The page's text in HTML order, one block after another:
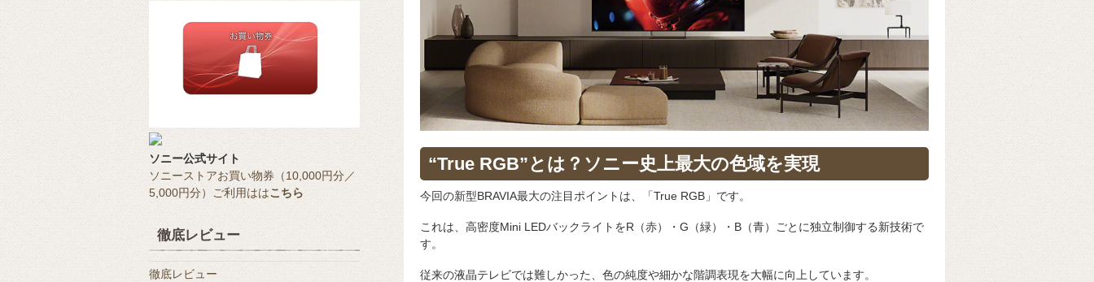
“True RGB”とは？ソニー史上最大の色域を実現
今回の新型BRAVIA最大の注目ポイントは、「True RGB」です。
これは、高密度Mini LEDバックライトをR（赤）・G（緑）・B（青）ごとに独立制御する新技術で
す。
従来の液晶テレビでは難しかった、色の純度や細かな階調表現を大幅に向上しています。
ソニー公式サイト
ソニーストアお買い物券（10,000円分／
5,000円分）ご利用ははこちら
徹底レビュー
徹底レビュー